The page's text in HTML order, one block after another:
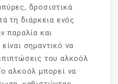
δροσιστικά
τη διάρκεια ενός
παραλία και
σημαντικό να
του αλκοόλ
αλκοόλ μπορεί να